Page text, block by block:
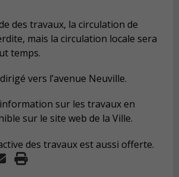
des travaux, la circulation de
mais la circulation locale sera
temps.
vers l’avenue Neuville.
sur les travaux en
sur le site web de la Ville.
des travaux est aussi offerte.